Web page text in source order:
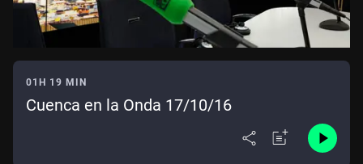
01H 19 MIN
Cuenca en la Onda 17/10/16